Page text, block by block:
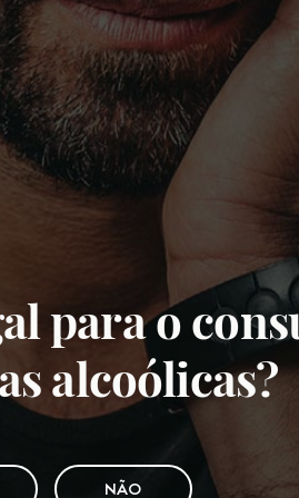
para o
alcoólicas?
NÃO